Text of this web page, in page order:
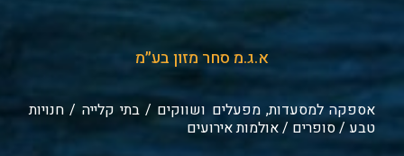
א.ג.מ סחר מזון בע״מ
אספקה למסעדות, מפעלים ושווקים / בתי קלייה / חנויות
טבע / סופרים / אולמות אירועים